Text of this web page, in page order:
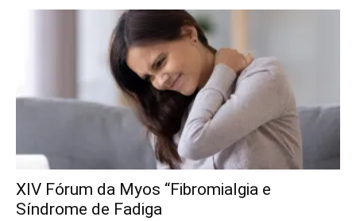
XIV Fórum da Myos “Fibromialgia e
Síndrome de Fadiga